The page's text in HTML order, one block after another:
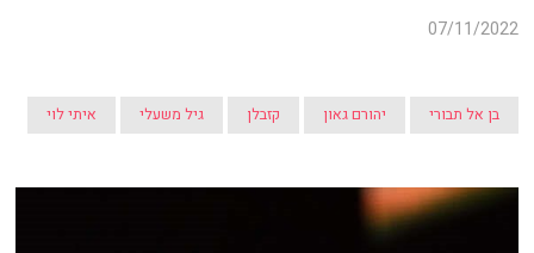
07/11/2022
בן אל תבורי יהורם גאון קזבלן גיל משעלי איתי לוי